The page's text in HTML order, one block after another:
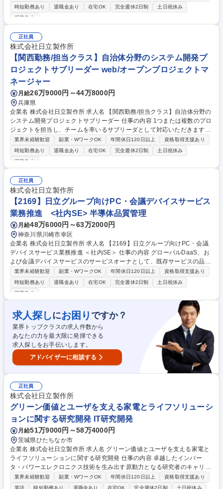
務例】■BU/グループ会社に対するITサービスやソリューションの導入に伴
うプロジェクトマネジメント業務■BU/グループ会社に対するITコンサルタ
ト業務■BU/グループ会社への共通施策展開、IT統一、連携に向けた提案
力・組織力強化■BU/グループ会社へ展開するITサービスの開発プロセス改
善・戦略企画 募集職種 76【日立G社内SE/担当者クラス】フロントSE、
戦略企画〈オープン求人〉
時短勤務あり
退職金あり 在宅OK 完全週休2日制
土日祝休み
服装自由
正社員
株式会社日立製作所
【関西勤務/担当クラス】自治体分野のシステム開発プ
ロジェクトサブリーダー web/オープンプロジェクトマ
ネージャー
月給26万9000円～44万8000円
兵庫県
企業名 株式会社日立製作所 求人名 【関西勤務/担当クラス】自治体分野の
システム開発プロジェクトサブリーダー 仕事の内容 1つまたは複数のプロ
ジェクトを担当し、チームを率いるサブリーダとして対応いただきます。
プロジェクトのビジョンと計画書の作成に重点を置き、プロジェクト全体
を推進いただきます。 【職務詳細】 上長の指導のもと、主体的にプロジ
ェクト計画を作成し、リソース・リスク・問題等のプロジェクトの管理全
確認・対応いただきます。 募集職種 【関西勤務/担当クラス】自治体分野
のシステム開発プロジェクトサブリーダー
業界未経験歓迎 副業・WワークOK 年間休日120日以上
資格取得支援あり
時短勤務あり
退職金あり 在宅OK 完全週休2日制
土日祝休み
服装自由
正社員
株式会社日立製作所
【2169】日立グループ向けPC・会議デバイスサービス
業務推進 <社内SE> 半導体品質管理
月給48万6000円～63万2000円
神奈川県川崎市幸区
企業名 株式会社日立製作所 求人名 【2169】日立グループ向けPC・会議
デバイスサービス業務推進 ＜社内SE＞ 仕事の内容 グローバルDaaS、お
よび会議デバイスサービスのサービスオーナとして、既存サービスの品質
維持、安定供給、コスト管理を行います。また、新規サービスの検討とそ
の推進支援もお任せします。 【職務詳細】 ■グローバルDaaS、会議デバ
イスサービスの運用と展開業務 ■サービスの維持、改善、運用 ■サービス
バイスサービス業務推進 ＜社内SE＞
業界未経験歓迎 副業・WワークOK 年間休日120日以上
資格取得支援あり
時短勤務あり
退職金あり 在宅OK 完全週休2日制
土日祝休み
服装自由
求人探しにお困り ですか？
業界トップクラスの求人件数から
あなたの力を最大限に発揮できる
求人探しをお手伝いします。
アドバイザーに相談する
正社員
株式会社日立製作所
グリーン価値とユーザを支える家電とライフソリューシ
ョンに関する研究開発 IT研究開発
月給51万9000円～58万4000円
茨城県ひたちなか市
企業名 株式会社日立製作所 求人名 グリーン価値とユーザを支える家電と
ライフソリューションに関する研究開発 仕事の内容 卓越したインバー
タ・パワーエレクロニクス技術を生み出す原動力となる研究者のキャリア
募集をいたします。 【職務詳細】 家電やライフソリューションに関する
研究開発。 具体的には、次世代製品のハードウエアと制御、およびそれら
業界未経験歓迎 副業・WワークOK 年間休日120日以上
資格取得支援あり
英語
時短勤務あり 退職金あり 在宅OK 完全週休2日制 土日祝休み